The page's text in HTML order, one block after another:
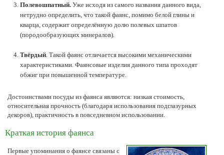
Полевошпатный. Уже исходя из самого названия данного вида,
нетрудно определить, что такой фаянс, помимо белой глины и
кварца, содержит определённую долю полевых шпатов
(породообразующих минералов).
Твёрдый . Такой фаянс отличается высокими механическими
характеристиками. Фаянсовые изделия данного типа проходят
обжиг при повышенной температуре.
Достоинствами посуды из фаянса являются: низкая стоимость,
относительная прочность (благодаря использования подглазурных
декоров), практичность в повседневном использовании.
Краткая история фаянса
Первые упоминания о фаянсе связаны с